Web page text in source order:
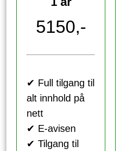
5150,-
✔ Full tilgang til
alt innhold på
nett
✔ E-avisen
✔ Tilgang til